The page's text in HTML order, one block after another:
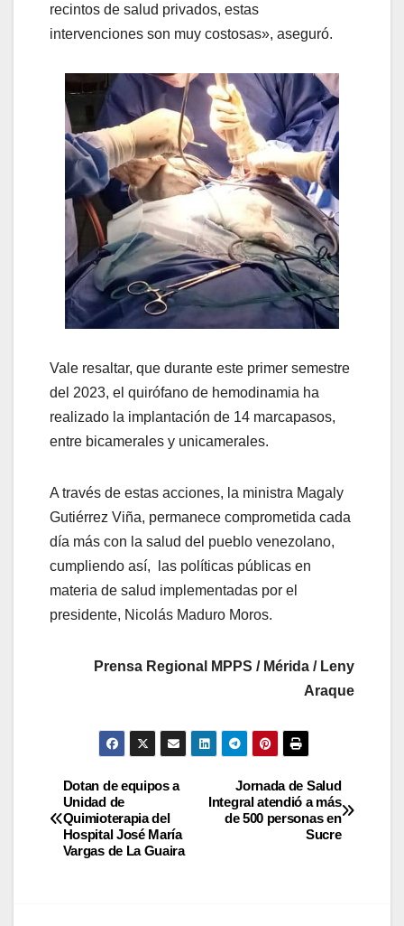
recintos de salud privados, estas
intervenciones son muy costosas», aseguró.
Vale resaltar, que durante este primer semestre
del 2023, el quirófano de hemodinamia ha
realizado la implantación de 14 marcapasos,
entre bicamerales y unicamerales.
A través de estas acciones, la ministra Magaly
Gutiérrez Viña, permanece comprometida cada
día más con la salud del pueblo venezolano,
cumpliendo así, las políticas públicas en
materia de salud implementadas por el
presidente, Nicolás Maduro Moros.
Prensa Regional MPPS / Mérida / Leny
Araque
Jornada de Salud
Integral atendió a más
de 500 personas en
Sucre
Dotan de equipos a
Unidad de
Quimioterapia del
Hospital José María
Vargas de La Guaira